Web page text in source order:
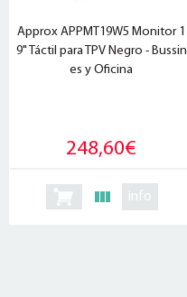
Approx APPMT19W5 Monitor 1
9" Táctil para TPV Negro - Bussin
es y Oficina
248,60€
info